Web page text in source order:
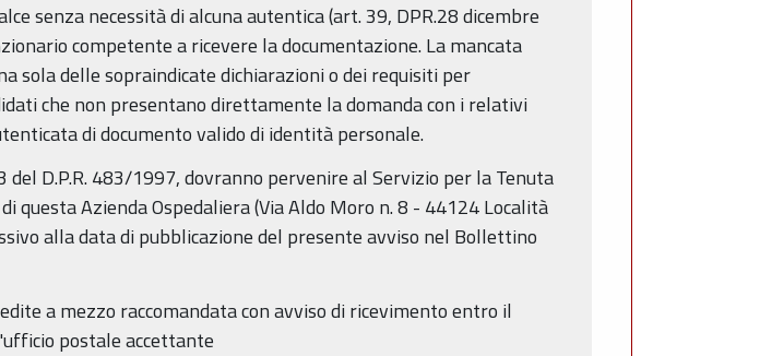
senza necessità di alcuna autentica (art. 39, DPR.28 dicembre
competente a ricevere la documentazione. La mancata
sola delle sopraindicate dichiarazioni o dei requisiti per
che non presentano direttamente la domanda con i relativi
di documento valido di identità personale.
D.P.R. 483/1997, dovranno pervenire al Servizio per la Tenuta
Azienda Ospedaliera (Via Aldo Moro n. 8 - 44124 Località
alla data di pubblicazione del presente avviso nel Bollettino
a mezzo raccomandata con avviso di ricevimento entro il
postale accettante